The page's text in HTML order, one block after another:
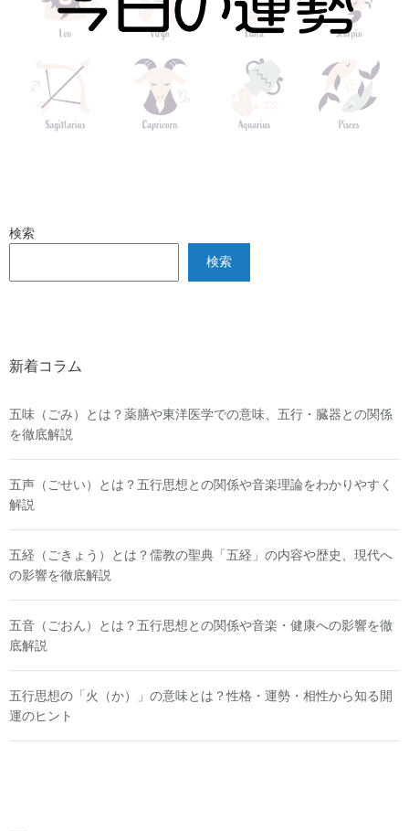
検索
検索
新着コラム
五味（ごみ）とは？薬膳や東洋医学での意味、五行・臓器との関係
を徹底解説
五声（ごせい）とは？五行思想との関係や音楽理論をわかりやすく
解説
五経（ごきょう）とは？儒教の聖典「五経」の内容や歴史、現代へ
の影響を徹底解説
五音（ごおん）とは？五行思想との関係や音楽・健康への影響を徹
底解説
五行思想の「火（か）」の意味とは？性格・運勢・相性から知る開
運のヒント